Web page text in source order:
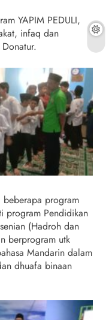
YAPIM PEDULI,
infaq dan
beberapa program
program Pendidikan
(Hadroh dan
berprogram utk
Mandarin dalam
dhuafa binaan